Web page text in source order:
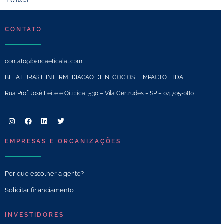
CONTATO
contato@bancaeticalat.com
BELAT BRASIL INTERMEDIACAO DE NEGOCIOS E IMPACTO LTDA
Rua Prof José Leite e Oiticica, 530 – Vila Gertrudes – SP – 04.705-080
EMPRESAS E ORGANIZAÇÕES
Por que escolher a gente?
Solicitar financiamento
INVESTIDORES